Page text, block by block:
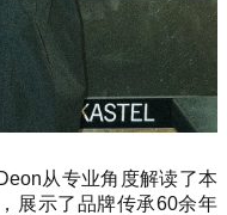
从专业角度解读了本
展示了品牌传承60余年